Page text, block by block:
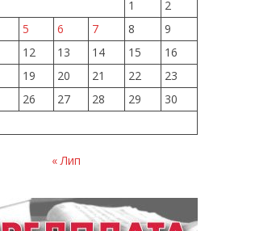
1
2
5 6 7 8
9
12 13 14 15
16
19 20 21 22
23
26 27 28 29
30
« Лип